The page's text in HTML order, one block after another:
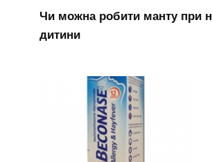
Чи можна робити манту при
дитини